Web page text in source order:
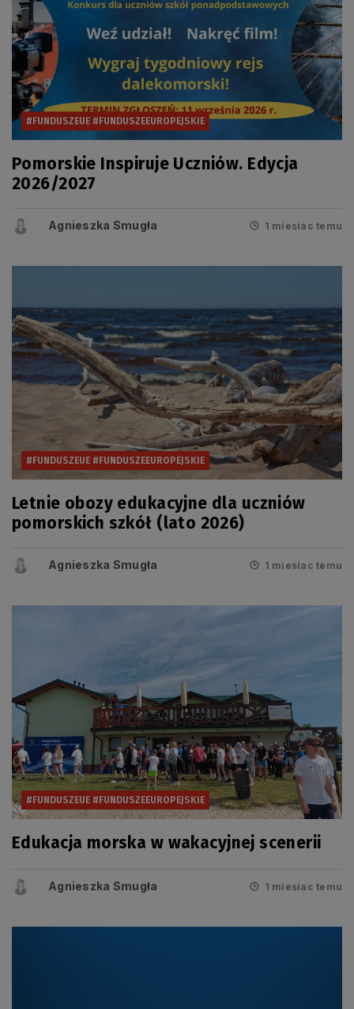
#FUNDUSZEUE #FUNDUSZEEUROPEJSKIE
Pomorskie Inspiruje Uczniów. Edycja
2026/2027
Agnieszka Smugła 1 miesiac temu
#FUNDUSZEUE #FUNDUSZEEUROPEJSKIE
Letnie obozy edukacyjne dla uczniów
pomorskich szkół (lato 2026)
Agnieszka Smugła 1 miesiac temu
#FUNDUSZEUE #FUNDUSZEEUROPEJSKIE
Edukacja morska w wakacyjnej scenerii
Agnieszka Smugła 1 miesiac temu